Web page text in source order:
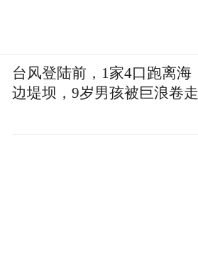
台风登陆前，1家4口跑离海
边堤坝，9岁男孩被巨浪卷走